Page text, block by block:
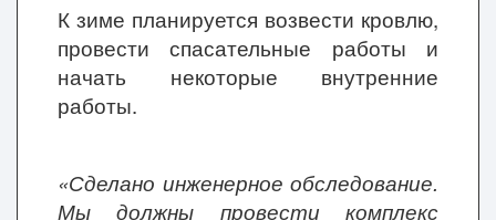
К зиме планируется возвести кровлю,
провести спасательные работы и
начать некоторые внутренние
работы.
«Сделано инженерное обследование.
Мы должны провести комплекс